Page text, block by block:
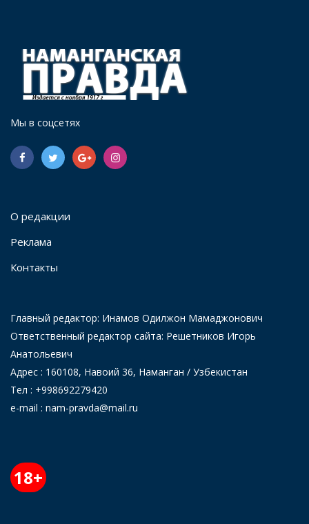
Мы в соцсетях
О редакции
Реклама
Контакты
Главный редактор: Инамов Одилжон Мамаджонович
Ответственный редактор сайта: Решетников Игорь
Анатольевич
Адрес : 160108, Навоий 36, Наманган / Узбекистан
Тел : +998692279420
e-mail : nam-pravda@mail.ru
18+